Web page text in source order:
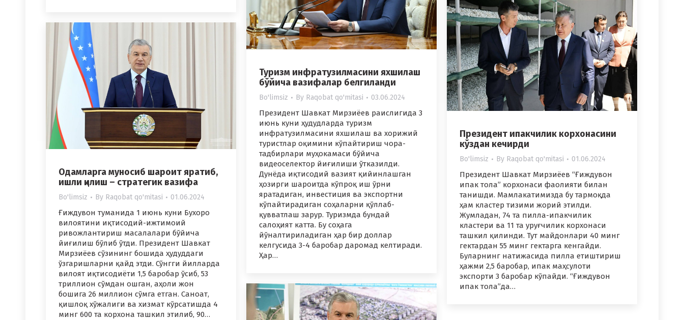
Туризм инфратузилмасини яхшилаш
бўйича вазифалар белгиланди
Bo'limsiz By Raqobat qo'mitasi 03.06.2024
Президент Шавкат Мирзиёев раислигида 3
июнь куни ҳудудларда туризм
инфратузилмасини яхшилаш ва хорижий
туристлар оқимини кўпайтириш чора-
тадбирлари муҳокамаси бўйича
видеоселектор йиғилиши ўтказилди.
Дунёда иқтисодий вазият қийинлашган
ҳозирги шароитда кўпроқ иш ўрни
яратадиган, инвестиция ва экспортни
кўпайтирадиган соҳаларни қўллаб-
қувватлаш зарур. Туризмда бундай
салоҳият катта. Бу соҳага
йўналтириладиган ҳар бир доллар
келгусида 3-4 баробар даромад келтиради.
Ҳар…
Президент ипакчилик корхонасини
кўздан кечирди
Bo'limsiz By Raqobat qo'mitasi 01.06.2024
Президент Шавкат Мирзиёев “Ғиждувон
ипак тола” корхонаси фаолияти билан
танишди. Мамлакатимизда бу тармоқда
ҳам кластер тизими жорий этилди.
Жумладан, 74 та пилла-ипакчилик
кластери ва 11 та уруғчилик корхонаси
ташкил қилинди. Тут майдонлари 40 минг
гектардан 55 минг гектарга кенгайди.
Буларнинг натижасида пилла етиштириш
ҳажми 2,5 баробар, ипак маҳсулоти
экспорти 3 баробар кўпайди. “Ғиждувон
ипак тола”да…
Одамларга муносиб шароит яратиб,
ишли қилиш – стратегик вазифа
Bo'limsiz By Raqobat qo'mitasi 01.06.2024
Ғиждувон туманида 1 июнь куни Бухоро
вилоятини иқтисодий-ижтимоий
ривожлантириш масалалари бўйича
йиғилиш бўлиб ўтди. Президент Шавкат
Мирзиёев сўзининг бошида ҳудуддаги
ўзгаришларни қайд этди. Сўнгги йилларда
вилоят иқтисодиёти 1,5 баробар ўсиб, 53
триллион сўмдан ошган, аҳоли жон
бошига 26 миллион сўмга етган. Саноат,
қишлоқ хўжалиги ва хизмат кўрсатишда 4
минг 600 та корхона ташкил этилиб, 90…